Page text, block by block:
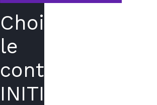
Choisir
le
contrat
INITIAL